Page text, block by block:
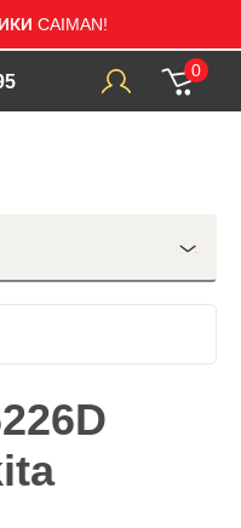
CAIMAN!
0